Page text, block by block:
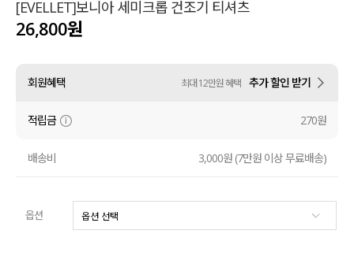
티셔츠
셔츠
원피스
니트
언더웨어
[EVELLET]보니아 세미크롭 건조기 티셔츠
26,800원
회원혜택 최대 12만원 혜택 추가 할인 받기
적립금 270원
배송비 3,000원 (7만원 이상 무료배송)
옵션